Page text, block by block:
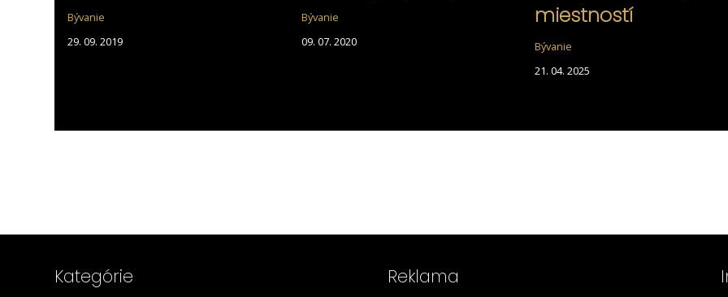
Bývanie
29. 09. 2019
Bývanie
09. 07. 2020
miestností
Bývanie
21. 04. 2025
Kategórie Reklama